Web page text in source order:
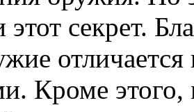
этот секрет.
Кроме